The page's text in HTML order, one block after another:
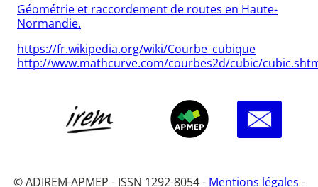
Géométrie et raccordement de routes en Haute-
Normandie.
https://fr.wikipedia.org/wiki/Courbe_cubique
http://www.mathcurve.com/courbes2d/cubic/
© ADIREM-APMEP - ISSN 1292-8054 - Mentions légales -